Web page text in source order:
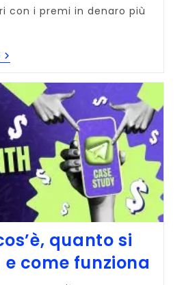
con i premi in denaro più
Concorsi
Letterari
I
Premi
Denaro
Più
Interessanti
(3.500€)
quanto si
come funziona